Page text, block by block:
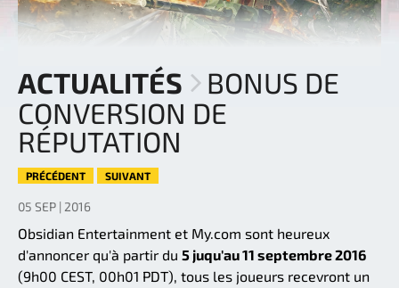
ACTUALITÉS
BONUS DE
CONVERSION DE
RÉPUTATION
PRÉCÉDENT SUIVANT
05 SEP | 2016
Obsidian Entertainment et My.com sont heureux
d'annoncer qu'à partir du 5 juqu'au 11 septembre 2016
(9h00 CEST, 00h01 PDT), tous les joueurs recevront un